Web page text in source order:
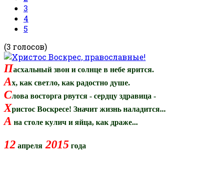
3
4
5
(3 голосов)
Пасхальный звон и солнце в небе ярится.
Ах, как светло, как радостно душе.
Слова восторга рвутся - сердцу здравица -
Христос Воскресе! Значит жизнь наладится...
А на столе кулич и яйца, как драже...
12 апреля 2015 года